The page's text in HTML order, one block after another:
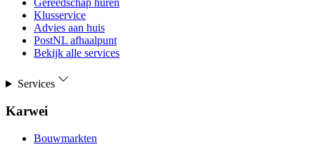
Gereedschap huren
Klusservice
Advies aan huis
PostNL afhaalpunt
Bekijk alle services
Services
Karwei
Bouwmarkten